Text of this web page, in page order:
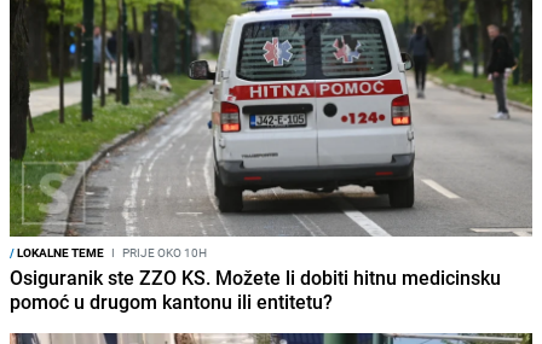
/LOKALNE TEME I PRIJE OKO 10H
Osiguranik ste ZZO KS. Možete li dobiti hitnu medicinsku
pomoć u drugom kantonu ili entitetu?